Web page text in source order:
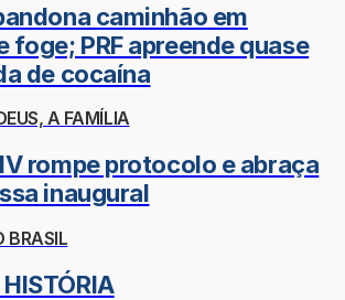
caminhão em
foge; PRF apreende quase
de cocaína
A FAMÍLIA
rompe protocolo e abraça
inaugural
BRASIL